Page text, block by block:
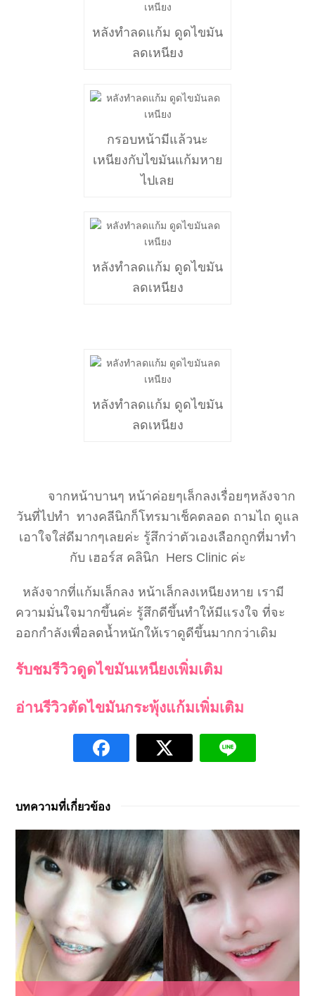
หลังทำลดแก้ม ดูดไขมัน
ลดเหนียง
กรอบหน้ามีแล้วนะ
เหนียงกับไขมันแก้มหาย
ไปเลย
หลังทำลดแก้ม ดูดไขมัน
ลดเหนียง
หลังทำลดแก้ม ดูดไขมัน
ลดเหนียง
จากหน้าบานๆ หน้าค่อยๆเล็กลงเรื่อยๆหลังจาก
วันที่ไปทำ ทางคลีนิกก็โทรมาเช็คตลอด ถามไถ ดูแล
เอาใจใส่ดีมากๆเลยค่ะ รู้สึกว่าตัวเองเลือกถูกที่มาทำ
กับ เฮอร์ส คลินิก Hers Clinic ค่ะ
หลังจากที่แก้มเล็กลง หน้าเล็กลงเหนียงหาย เรามี
ความมั่นใจมากขึ้นค่ะ รู้สึกดีขึ้นทำให้มีแรงใจ ที่จะ
ออกกำลังเพื่อลดน้ำหนักให้เราดูดีขึ้นมากกว่าเดิม
รับชมรีวิวดูดไขมันเหนียงเพิ่มเติม
อ่านรีวิวตัดไขมันกระพุ้งแก้มเพิ่มเติม
บทความที่เกี่ยวข้อง